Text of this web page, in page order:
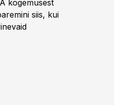
kogemusest
siis, kui